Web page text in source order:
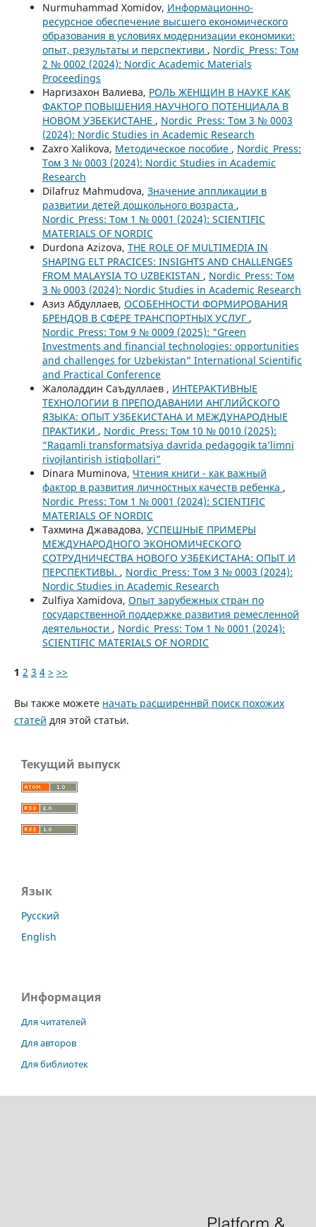
Nurmuhammad Xomidov, Информационно-
ресурсное обеспечение высшего економического
образования в условиях модернизации економики:
опыт, результаты и перспективи , Nordic_Press: Том
2 № 0002 (2024): Nordic Academic Materials
Proceedings
Наргизахон Валиева, РОЛЬ ЖЕНЩИН В НАУКЕ КАК
ФАКТОР ПОВЫШЕНИЯ НАУЧНОГО ПОТЕНЦИАЛА В
НОВОМ УЗБЕКИСТАНЕ , Nordic_Press: Том 3 № 0003
(2024): Nordic Studies in Academic Research
Zaxro Xalikova, Методическое пособие , Nordic_Press:
Том 3 № 0003 (2024): Nordic Studies in Academic
Research
Dilafruz Mahmudova, Значение аппликации в
развитии детей дошкольного возраста ,
Nordic_Press: Том 1 № 0001 (2024): SCIENTIFIC
MATERIALS OF NORDIC
Durdona Azizova, THE ROLE OF MULTIMEDIA IN
SHAPING ELT PRACICES: INSIGHTS AND CHALLENGES
FROM MALAYSIA TO UZBEKISTAN , Nordic_Press: Том
3 № 0003 (2024): Nordic Studies in Academic Research
Азиз Абдуллаев, ОСОБЕННОСТИ ФОРМИРОВАНИЯ
БРЕНДОВ В СФЕРЕ ТРАНСПОРТНЫХ УСЛУГ ,
Nordic_Press: Том 9 № 0009 (2025): "Green
Investments and financial technologies: opportunities
and challenges for Uzbekistan" International Scientific
and Practical Conference
Жалоладдин Саъдуллаев , ИНТЕРАКТИВНЫЕ
ТЕХНОЛОГИИ В ПРЕПОДАВАНИИ АНГЛИЙСКОГО
ЯЗЫКА: ОПЫТ УЗБЕКИСТАНА И МЕЖДУНАРОДНЫЕ
ПРАКТИКИ , Nordic_Press: Том 10 № 0010 (2025):
“Raqamli transformatsiya davrida pedagogik ta’limni
rivojlantirish istiqbollari”
Dinara Muminova, Чтения книги - как важный
фактор в развития личностных качеств ребенка ,
Nordic_Press: Том 1 № 0001 (2024): SCIENTIFIC
MATERIALS OF NORDIC
Тахмина Джавадова, УСПЕШНЫЕ ПРИМЕРЫ
МЕЖДУНАРОДНОГО ЭКОНОМИЧЕСКОГО
СОТРУДНИЧЕСТВА НОВОГО УЗБЕКИСТАНА: ОПЫТ И
ПЕРСПЕКТИВЫ. , Nordic_Press: Том 3 № 0003 (2024):
Nordic Studies in Academic Research
Zulfiya Xamidova, Опыт зарубежных стран по
государственной поддержке развития ремесленной
деятельности , Nordic_Press: Том 1 № 0001 (2024):
SCIENTIFIC MATERIALS OF NORDIC
1 2 3 4 > >>
Вы также можете начать расширеннвй поиск похожих
статей для этой статьи.
Текущий выпуск
Язык
Русский
English
Информация
Для читателей
Для авторов
Для библиотек